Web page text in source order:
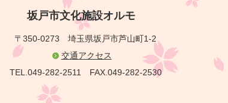
坂戸市文化施設オルモ
〒350-0273 埼玉県坂戸市芦山町1-2
交通アクセス
TEL.049-282-2511 FAX.049-282-2530